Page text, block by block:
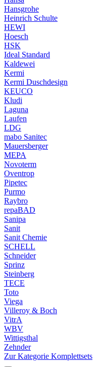
Hansgrohe
Heinrich Schulte
HEWI
Hoesch
HSK
Ideal Standard
Kaldewei
Kermi
Kermi Duschdesign
KEUCO
Kludi
Laguna
Laufen
LDG
mabo Sanitec
Mauersberger
MEPA
Novoterm
Oventrop
Pipetec
Purmo
Raybro
repaBAD
Sanipa
Sanit
Sanit Chemie
SCHELL
Schneider
Sprinz
Steinberg
TECE
Toto
Viega
Villeroy & Boch
VitrA
WBV
Wittigsthal
Zehnder
Zur Kategorie Komplettsets